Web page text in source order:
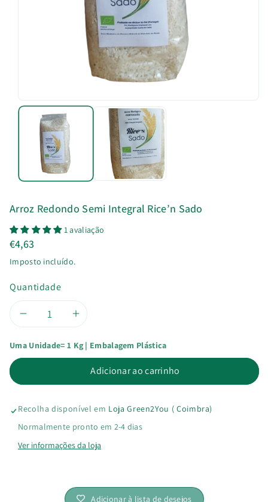
Arroz Redondo Semi Integral Rice’n Sado
1 avaliação
€4,63
Imposto incluído.
Quantidade
Diminuir
a
quantidade
de
Arroz
Redondo
Aumentar
a
quantidade
de
Arroz
Redondo
Uma Unidade= 1 Kg | Embalagem Plástica
Adicionar ao carrinho
Recolha disponível em Loja Green2You ( Coimbra)
Normalmente pronto em 2-4 dias
Ver informações da loja
Adicionar à lista de desejos